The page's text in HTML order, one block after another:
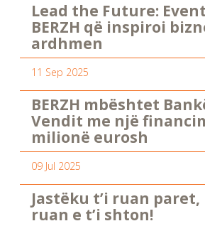
Lead the Future:
BERZH që inspiroi
ardhmen
11 Sep 2025
BERZH mbështet
Vendit me një
milionë eurosh
09 Jul 2025
Jastëku t’i ruan paret,
ruan e t’i shton!